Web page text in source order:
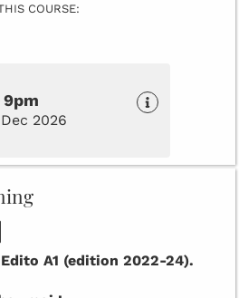
COURSE:
2026
Edito A1 (edition 2022-24).